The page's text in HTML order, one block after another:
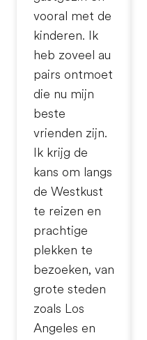
vooral met de
kinderen. Ik
heb zoveel au
pairs ontmoet
die nu mijn
beste
vrienden zijn.
Ik krijg de
kans om langs
de Westkust
te reizen en
prachtige
plekken te
bezoeken, van
grote steden
zoals Los
Angeles en